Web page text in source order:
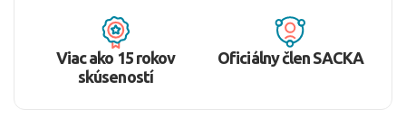
Viac ako 15 rokov
skúseností
Oficiálny člen SACKA